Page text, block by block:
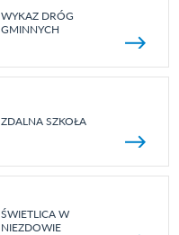
WYKAZ DRÓG
GMINNYCH
ZDALNA SZKOŁA
ŚWIETLICA W
NIEZDOWIE